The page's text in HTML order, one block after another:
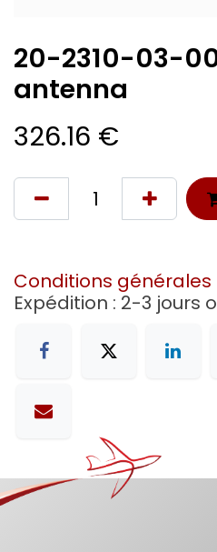
20-2310-03-00
antenna
326.16 €
Conditions générales
Expédition : 2-3 jours